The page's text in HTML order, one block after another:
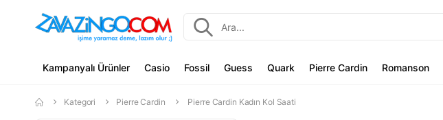
Kampanyalı Ürünler Casio Fossil Guess Quark Pierre Cardin Romanson
Kategori Pierre Cardin Pierre Cardin Kadın Kol Saati